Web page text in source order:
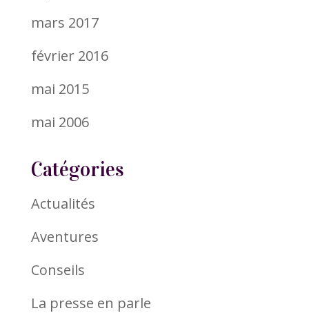
mars 2017
février 2016
mai 2015
mai 2006
Catégories
Actualités
Aventures
Conseils
La presse en parle